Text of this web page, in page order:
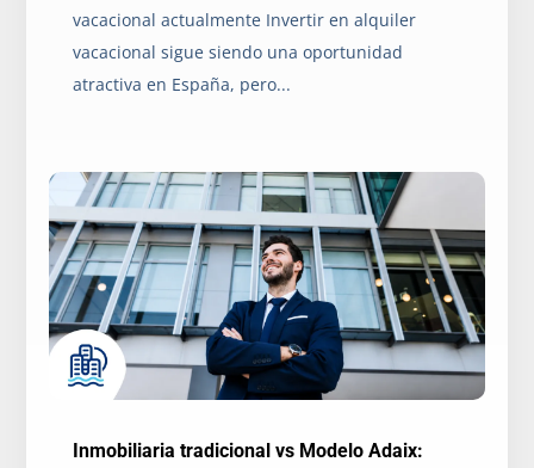
vacacional actualmente Invertir en alquiler
vacacional sigue siendo una oportunidad
atractiva en España, pero...
Inmobiliaria tradicional vs Modelo Adaix: